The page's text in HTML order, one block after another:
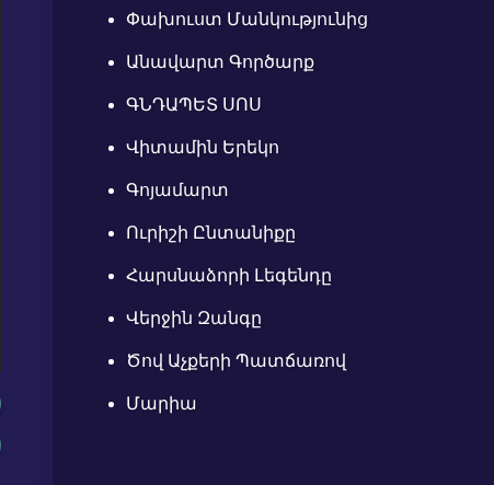
Փախուստ Մանկությունից
Անավարտ Գործարք
ԳՆԴԱՊԵՏ ՍՈՍ
Վիտամին Երեկո
Գոյամարտ
Ուրիշի Ընտանիքը
Հարսնաձորի Լեգենդը
Վերջին Զանգը
Ծով Աչքերի Պատճառով
Մարիա